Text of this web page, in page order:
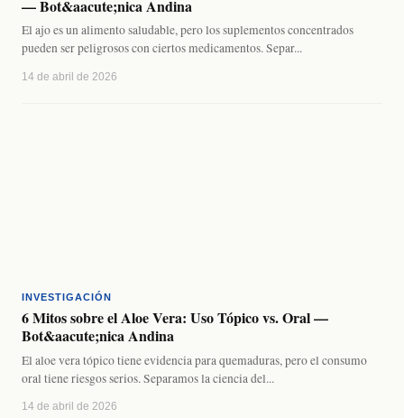
— Bot&aacute;nica Andina
El ajo es un alimento saludable, pero los suplementos concentrados
pueden ser peligrosos con ciertos medicamentos. Separ...
14 de abril de 2026
INVESTIGACIÓN
6 Mitos sobre el Aloe Vera: Uso Tópico vs. Oral —
Bot&aacute;nica Andina
El aloe vera tópico tiene evidencia para quemaduras, pero el consumo
oral tiene riesgos serios. Separamos la ciencia del...
14 de abril de 2026